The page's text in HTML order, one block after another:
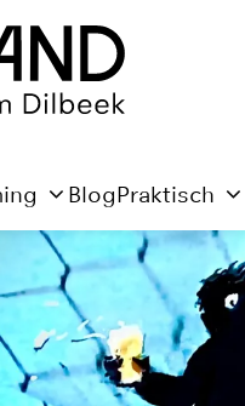
BlogPraktisch